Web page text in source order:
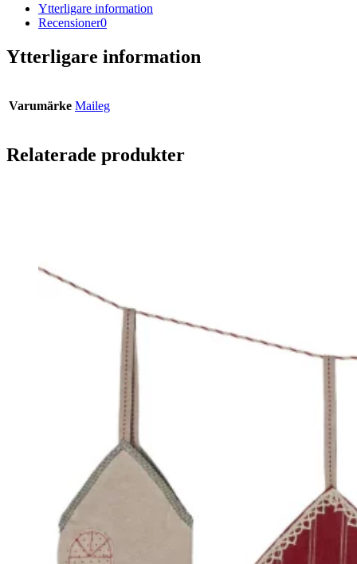
Ytterligare information
Recensioner0
Ytterligare information
Varumärke Maileg
Relaterade produkter